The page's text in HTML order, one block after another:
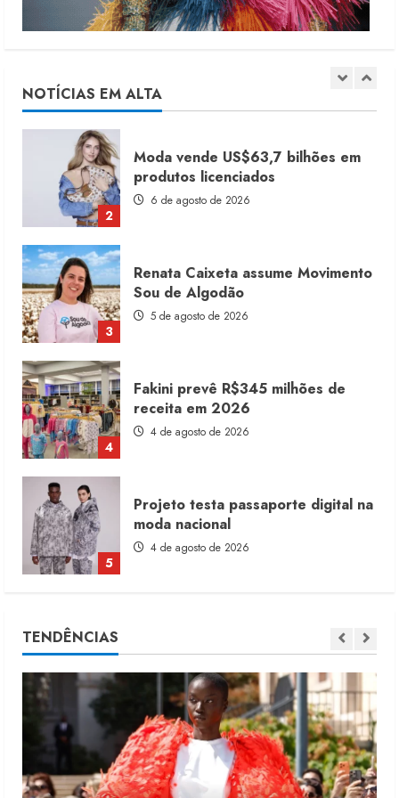
NOTÍCIAS EM ALTA
1
7 de agosto de 2026
2
Moda vende US$63,7 bilhões em
produtos licenciados
6 de agosto de 2026
3
Renata Caixeta assume Movimento
Sou de Algodão
5 de agosto de 2026
4
Fakini prevê R$345 milhões de
receita em 2026
4 de agosto de 2026
5
Projeto testa passaporte digital na
moda nacional
4 de agosto de 2026
1
Moda vende US$63,7 bilhões em
produtos licenciados
6 de agosto de 2026
TENDÊNCIAS